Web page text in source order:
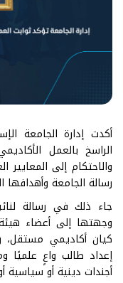
أكدت إدارة الجامعة
الراسخ بالعمل
والاحتكام إلى
رسالة الجامعة وأهدافها
جاء ذلك في رسالة
وجهتها إلى أعضاء
كيان أكاديمي مستقل،
إعداد طالب واعٍ علميًا
أجندات دينية أو سياسية